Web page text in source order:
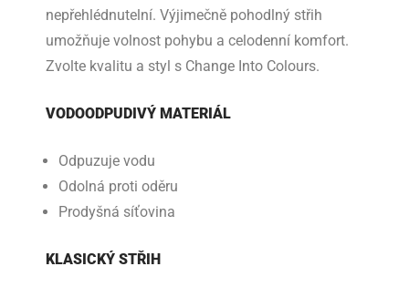
nepřehlédnutelní. Výjimečně pohodlný střih
umožňuje volnost pohybu a celodenní komfort.
Zvolte kvalitu a styl s Change Into Colours.
VODOODPUDIVÝ MATERIÁL
Odpuzuje vodu
Odolná proti oděru
Prodyšná síťovina
KLASICKÝ STŘIH